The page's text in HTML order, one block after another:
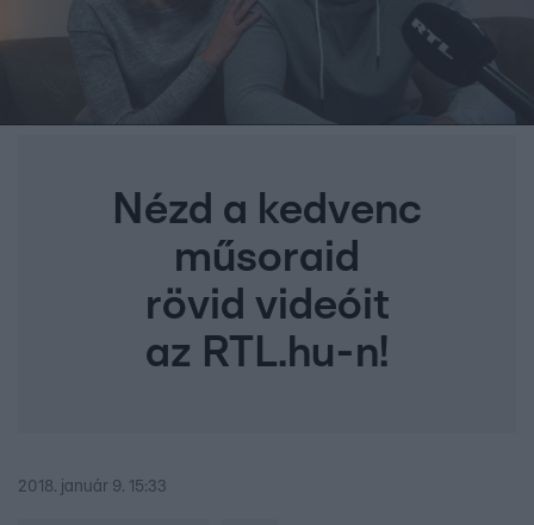
Nézd a kedvenc
műsoraid
rövid videóit
az RTL.hu-n!
2018. január 9. 15:33